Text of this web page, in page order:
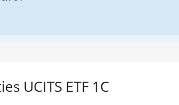
UCITS ETF 1C